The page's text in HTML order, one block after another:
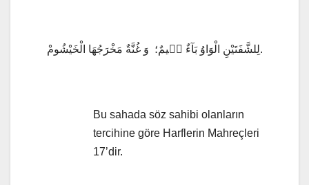
لِلشَّفَتَيْنِ الْوَاوُ بَآءٌ مٖيمٌ؛ وَ غُنَّةٌ مَخْرَجُهَا الْخَيْشُومْ.
Bu sahada söz sahibi olanların
tercihine göre Harflerin Mahreçleri
17’dir.